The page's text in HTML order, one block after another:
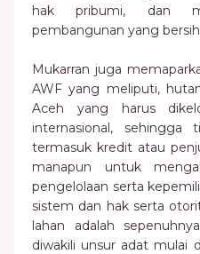
hak pribumi, dan
pembangunan yang
Mukarran juga
AWF yang meliputi,
Aceh yang harus
internasional, sehingga
termasuk kredit atau
manapun untuk
pengelolaan serta
sistem dan hak serta
lahan adalah
diwakili unsur adat mulai